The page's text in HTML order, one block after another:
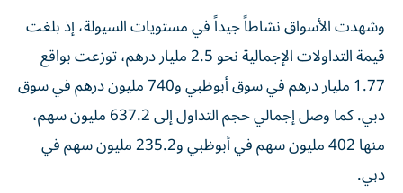
وشهدت الأسواق نشاطاً جيداً في مستويات السيولة، إذ بلغت
قيمة التداولات الإجمالية نحو 2.5 مليار درهم، توزعت بواقع
1.77 مليار درهم في سوق أبوظبي و740 مليون درهم في سوق
دبي. كما وصل إجمالي حجم التداول إلى 637.2 مليون سهم،
منها 402 مليون سهم في أبوظبي و235.2 مليون سهم في
دبي.